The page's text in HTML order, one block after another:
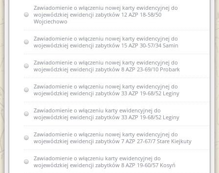
Zawiadomienie o włączeniu nowej karty ewidencyjnej do
wojewódzkiej ewidencji zabytków 12 AZP 18-58/50
Wojciechowo
Zawiadomienie o włączeniu nowej karty ewidencyjnej do
wojewódzkiej ewidencji zabytków 15 AZP 30-57/34 Samin
Zawiadomienie o włączeniu nowej karty ewidencyjnej do
wojewódzkiej ewidencji zabytków 8 AZP 23-69/10 Probark
Zawiadomienie o włączeniu nowej karty ewidencyjnej do
wojewódzkiej ewidencji zabytków 33 AZP 19-68/52 Leginy
Zawiadomienie o włączeniu karty ewidencyjnej do
wojewódzkiej ewidencji zabytków 33 AZP 19-68/52 Leginy
Zawiadomienie o włączeniu nowej karty ewidencyjnej do
wojewódzkiej ewidencji zabytków 7 AZP 27-67/7 Stare Kiejkuty
Zawiadomienie o włączeniu karty ewidencyjnej do
wojewódzkiej ewidencji zabytków 8 AZP 19-60/57 Kosyń